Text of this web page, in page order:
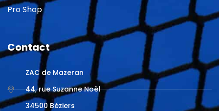
Pro Shop
Contact
ZAC de Mazeran
44, rue Suzanne Noël
34500 Béziers